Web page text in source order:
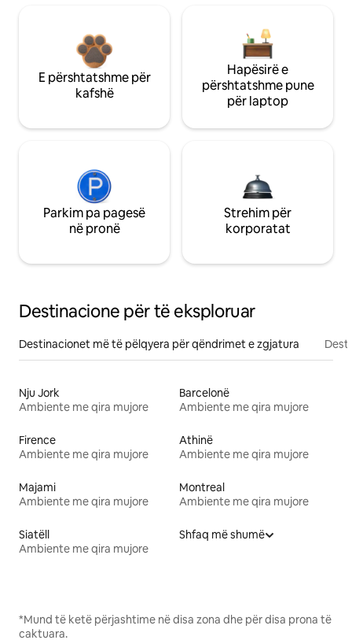
E përshtatshme për
kafshë
Hapësirë e
përshtatshme pune
për laptop
Parkim pa pagesë
në pronë
Strehim për
korporatat
Destinacione për të eksploruar
Destinacionet më të pëlqyera për qëndrimet e zgjatura
Nju Jork
Ambiente me qira mujore
Barcelonë
Ambiente me qira mujore
Firence
Ambiente me qira mujore
Athinë
Ambiente me qira mujore
Majami
Ambiente me qira mujore
Montreal
Ambiente me qira mujore
Siatëll
Ambiente me qira mujore
Shfaq më shumë
*Mund të ketë përjashtime në disa zona dhe për disa prona të
caktuara.